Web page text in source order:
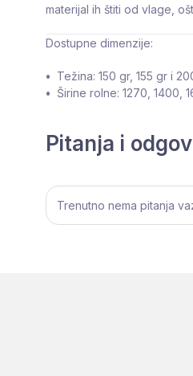
materijal ih štiti od vlage,
Dostupne dimenzije:
• Težina: 150 gr, 155 gr i
• Širine rolne: 1270, 1400,
Pitanja i
Trenutno nema pitanja